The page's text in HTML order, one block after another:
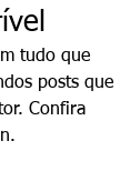
tudo que
posts que
Confira